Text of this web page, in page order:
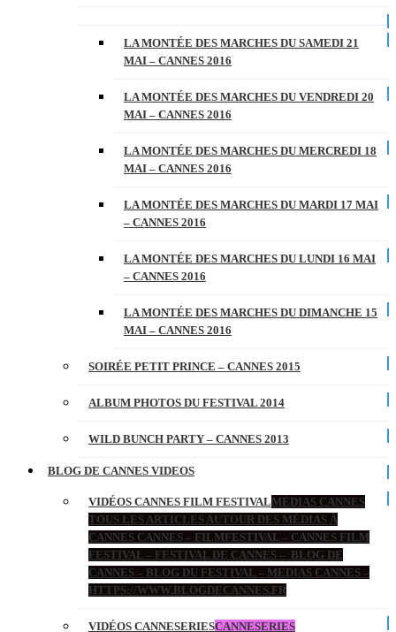
LA MONTÉE DES MARCHES DU SAMEDI 21
MAI – CANNES 2016
LA MONTÉE DES MARCHES DU VENDREDI 20
MAI – CANNES 2016
LA MONTÉE DES MARCHES DU MERCREDI 18
MAI – CANNES 2016
LA MONTÉE DES MARCHES DU MARDI 17 MAI
– CANNES 2016
LA MONTÉE DES MARCHES DU LUNDI 16 MAI
– CANNES 2016
LA MONTÉE DES MARCHES DU DIMANCHE 15
MAI – CANNES 2016
SOIRÉE PETIT PRINCE – CANNES 2015
ALBUM PHOTOS DU FESTIVAL 2014
WILD BUNCH PARTY – CANNES 2013
BLOG DE CANNES VIDEOS
VIDÉOS CANNES FILM FESTIVALMÉDIAS CANNES
TOUS LES ARTICLES AUTOUR DES MÉDIAS À
CANNES CANNES – FILMFESTIVAL – CANNES FILM
FESTIVAL – FESTIVAL DE CANNES – BLOG DE
CANNES – BLOG DU FESTIVAL – MEDIAS CANNES –
HTTPS://WWW.BLOGDECANNES.FR
VIDÉOS CANNESERIESCANNESERIES